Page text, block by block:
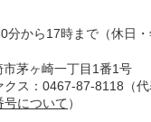
から17時まで（休日・
茅ヶ崎一丁目1番1号
クス：0467-87-8118（代
号について）